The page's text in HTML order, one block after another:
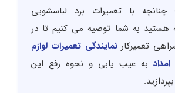
چنانچه با تعمیرات برد لباسشویی
هستید به شما توصیه می کنیم تا در
تعمیرکارنمایندگی تعمیرات لوازم
به عیب یابی و نحوه رفع این